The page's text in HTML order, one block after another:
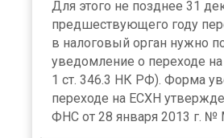
Для этого не позднее 31
предшествующего году
в налоговый орган нужно
уведомление о переходе
1 ст. 346.3 НК РФ). Форма
переходе на ЕСХН
ФНС от 28 января 2013 г.